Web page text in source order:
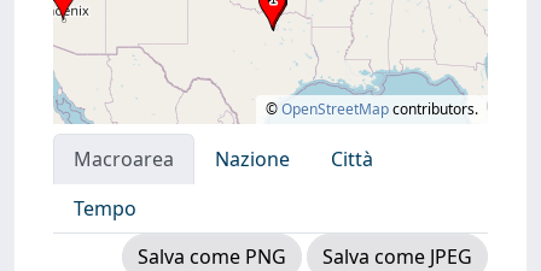
©OpenStreetMapcontributors.
Macroarea Nazione
Città
Tempo
Salva come PNG
Salva come JPEG